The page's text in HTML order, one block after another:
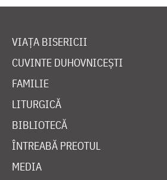
VIAȚA BISERICII
CUVINTE DUHOVNICEȘTI
FAMILIE
LITURGICĂ
BIBLIOTECĂ
ÎNTREABĂ PREOTUL
MEDIA